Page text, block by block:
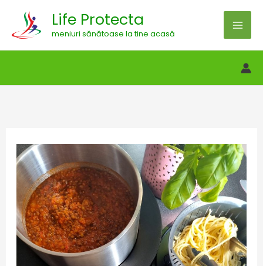
content
Life Protecta
meniuri sănătoase la tine acasă